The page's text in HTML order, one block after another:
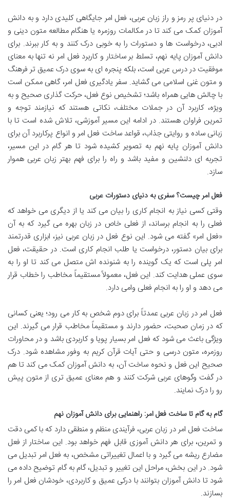
در دنیای پر رمز و راز زبان عربی، فعل امر جایگاهی کلیدی دارد و به دانش
آموزان کمک می کند تا در مکالمات روزمره یا هنگام مطالعه متون دینی و
ادبی، درخواست ها و دستورات را به خوبی درک کنند و به کار ببرند. برای
دانش آموزان پایه نهم، تسلط بر ساختار و کاربرد فعل امر نه تنها به معنای
موفقیت در درس عربی است، بلکه پنجره ای به سوی درک عمیق تر فرهنگ
و متون غنی اسلامی می گشاید. سفر یادگیری فعل امر، گاهی ممکن است
با چالش هایی همراه باشد؛ تشخیص نوع فعل، حرکت گذاری صحیح و به
ویژه، کاربرد آن در جملات مختلف، نکاتی هستند که نیازمند توجه و
تمرین فراوان هستند. در ادامه این مسیر آموزشی، تلاش شده است تا با
زبانی ساده و روایتی جذاب، قواعد ساخت فعل امر و انواع پرکاربرد آن برای
دانش آموزان پایه نهم به تصویر کشیده شود تا هر گام در این مسیر،
تجربه ای دلنشین و مفید باشد و راه را برای فهم بهتر زبان عربی هموار
سازد.
فعل امر چیست؟ سفری به دنیای دستورات عربی
وقتی کسی نیاز به انجام کاری را بیان می کند یا از دیگری می خواهد که
فعلی را به انجام برساند، از فعلی خاص در زبان بهره می گیرد که به آن
«فعل امر» گفته می شود. این نوع فعل در زبان عربی نیز، ابزاری قدرتمند
برای بیان دستور، درخواست یا طلب انجام کاری است. در حقیقت، فعل
امر پلی است که یک گوینده را به شنونده اش متصل می کند تا او را به
سوی عملی هدایت کند. این فعل، معمولاً مستقیماً مخاطب را خطاب قرار
می دهد و او را به انجام فعلی وامی دارد.
فعل امر در زبان عربی عمدتاً برای دوم شخص به کار می رود؛ یعنی کسانی
که در زمان صحبت، حضور دارند و مستقیماً مخاطب قرار می گیرند. این
ویژگی باعث می شود که فعل امر بسیار پویا و کاربردی باشد و در محاورات
روزمره، متون درسی و حتی آیات قرآن کریم به وفور مشاهده شود. درک
صحیح این فعل و نحوه ساخت آن، به دانش آموزان کمک می کند تا هم
در گفت وگوهای عربی شرکت کنند و هم معنای عمیق تری از متون پیش
رو را درک نمایند.
گام به گام تا ساخت فعل امر: راهنمایی برای دانش آموزان نهم
ساخت فعل امر در زبان عربی، فرآیندی منظم و منطقی دارد که با کمی دقت
و تمرین، برای هر دانش آموزی قابل فهم خواهد بود. این ساختار از فعل
مضارع ریشه می گیرد و با اعمال تغییراتی مشخص، به فعل امر تبدیل می
شود. در این بخش، مراحل این تغییر و تبدیل، گام به گام توضیح داده می
شود تا دانش آموزان بتوانند با درکی عمیق و کاربردی، خودشان فعل امر را
بسازند.